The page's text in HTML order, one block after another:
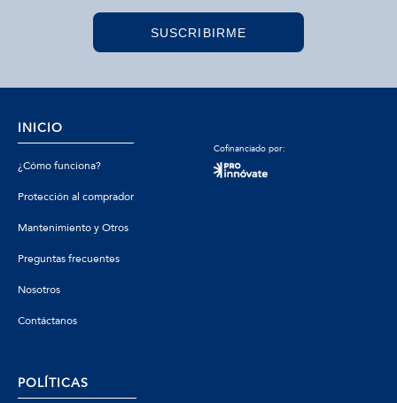
SUSCRIBIRME
INICIO
¿Cómo funciona?
Protección al comprador
Mantenimiento y Otros
Preguntas frecuentes
Nosotros
Contáctanos
Cofinanciado por:
POLÍTICAS